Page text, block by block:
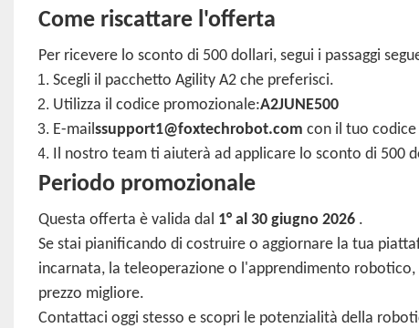
Come riscattare l'offerta
Per ricevere lo sconto di 500 dollari, segui i passaggi
Scegli il pacchetto Agility A2 che preferisci.
Utilizza il codice promozionale:A2JUNE500
E-mail ssupport1@foxtechrobot.com con il tuo
Il nostro team ti aiuterà ad applicare lo sconto di 500
Periodo promozionale
Questa offerta è valida dal 1° al 30 giugno 2026.
Se stai pianificando di costruire o aggiornare la tua
incarnata, la teleoperazione o l'apprendimento
prezzo migliore.
Contattaci oggi stesso e scopri le potenzialità della